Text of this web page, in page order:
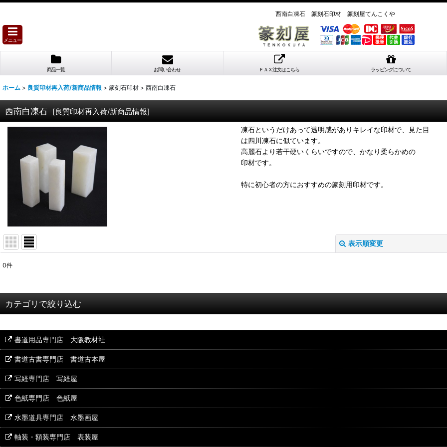
西南白凍石 篆刻石印材 篆刻屋てんこくや
メニュー
商品一覧 お問い合わせ ＦＡＸ注文はこちら ラッピングについて
ホーム > 良質印材再入荷/新商品情報 > 篆刻石印材 > 西南白凍石
西南白凍石 [良質印材再入荷/新商品情報]
凍石というだけあって透明感がありキレイな印材で、見た目
は四川凍石に似ています。
高麗石より若干硬いくらいですので、かなり柔らかめの
印材です。
特に初心者の方におすすめの篆刻用印材です。
表示順変更
並び順 :
0件
カテゴリで絞り込む
篆刻石印材 (全商品)
青田石
遼凍石
蘭州白石
書道用品専門店 大阪教材社
書道古書専門店 書道古本屋
写経専門店 写経屋
色紙専門店 色紙屋
水墨道具専門店 水墨画屋
軸装・額装専門店 表装屋